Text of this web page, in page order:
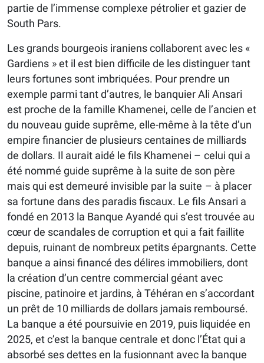
partie de l’immense complexe pétrolier et gazier de
South Pars.
Les grands bourgeois iraniens collaborent avec les «
Gardiens » et il est bien difficile de les distinguer tant
leurs fortunes sont imbriquées. Pour prendre un
exemple parmi tant d’autres, le banquier Ali Ansari
est proche de la famille Khamenei, celle de l’ancien et
du nouveau guide suprême, elle-même à la tête d’un
empire financier de plusieurs centaines de milliards
de dollars. Il aurait aidé le fils Khamenei – celui qui a
été nommé guide suprême à la suite de son père
mais qui est demeuré invisible par la suite – à placer
sa fortune dans des paradis fiscaux. Le fils Ansari a
fondé en 2013 la Banque Ayandé qui s’est trouvée au
cœur de scandales de corruption et qui a fait faillite
depuis, ruinant de nombreux petits épargnants. Cette
banque a ainsi financé des délires immobiliers, dont
la création d’un centre commercial géant avec
piscine, patinoire et jardins, à Téhéran en s’accordant
un prêt de 10 milliards de dollars jamais remboursé.
La banque a été poursuivie en 2019, puis liquidée en
2025, et c’est la banque centrale et donc l’État qui a
absorbé ses dettes en la fusionnant avec la banque